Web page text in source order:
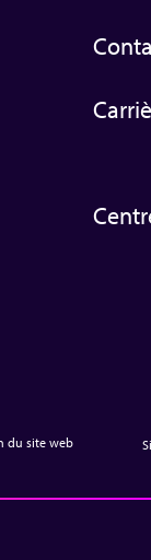
du site web